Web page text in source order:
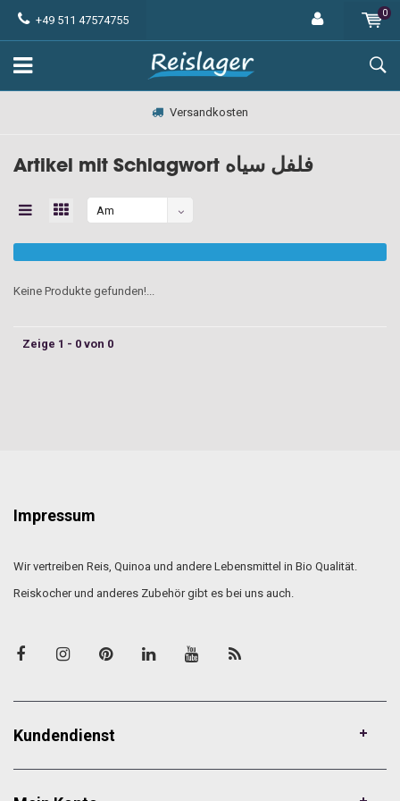
+49 511 47574755
0
Versandkosten
Artikel mit Schlagwort فلفل سیاه
Am
angesehen
Keine Produkte gefunden!...
Zeige 1 - 0 von 0
Impressum
Wir vertreiben Reis, Quinoa und andere Lebensmittel in Bio Qualität.
Reiskocher und anderes Zubehör gibt es bei uns auch.
Kundendienst